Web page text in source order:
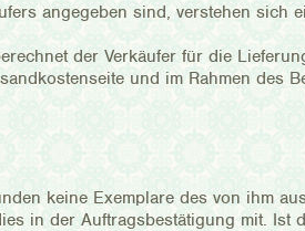
angegeben sind, verstehen sich
der Verkäufer für die
und im Rahmen des
keine Exemplare des von ihm
in der Auftragsbestätigung mit. Ist